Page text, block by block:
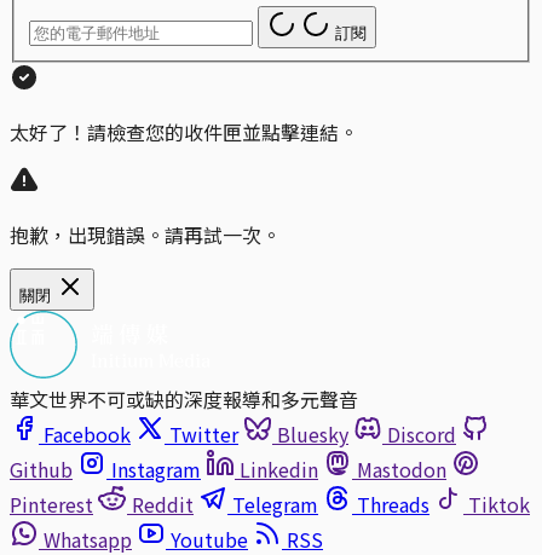
訂閱
太好了！請檢查您的收件匣並點擊連結。
抱歉，出現錯誤。請再試一次。
關閉
華文世界不可或缺的深度報導和多元聲音
Facebook
Twitter Bluesky
Discord
Github
Instagram Linkedin
Mastodon
Pinterest
Reddit Telegram Threads
Tiktok
Whatsapp
Youtube
RSS